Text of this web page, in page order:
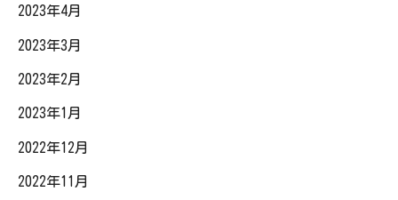
2023年4月
2023年3月
2023年2月
2023年1月
2022年12月
2022年11月